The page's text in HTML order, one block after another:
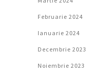
Februarie 2024
Ianuarie 2024
Decembrie 2023
Noiembrie 2023